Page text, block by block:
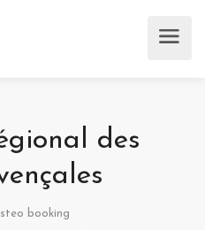
des
booking